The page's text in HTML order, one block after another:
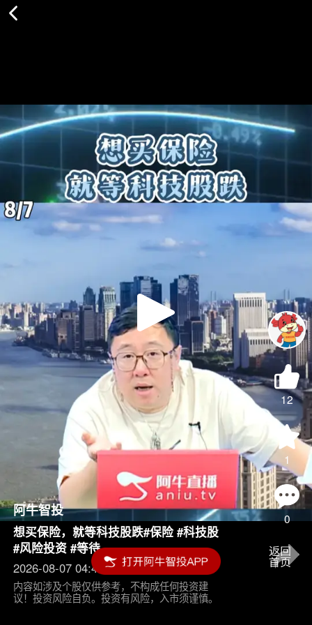
Play
Video
12
1
0
阿牛智投
想买保险，就等科技股跌#保险 #科技股
#风险投资 #等待
2026-08-07 04:45
内容如涉及个股仅供参考，不构成任何投资建
议！投资风险自负。投资有风险，入市须谨慎。